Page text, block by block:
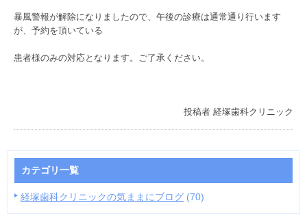
暴風警報が解除になりましたので、午後の診療は通常通り行います
が、予約を頂いている
患者様のみの対応となります。ご了承ください。
投稿者 経塚歯科クリニック
カテゴリ一覧
経塚歯科クリニックの気ままにブログ (70)